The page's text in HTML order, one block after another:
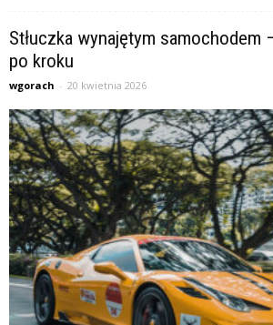
Stłuczka wynajętym samochodem
po kroku
wgorach - 20 kwietnia 2026